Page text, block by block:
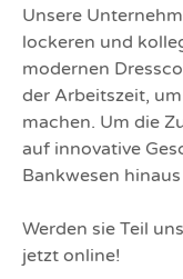
Unsere
lockeren und
modernen
der Arbeitszeit,
machen. Um die
auf innovative
Bankwesen
Werden sie Teil
jetzt online!